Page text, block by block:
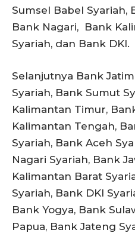
Sumsel Babel Syariah,
Bank Nagari, Bank
Syariah, dan Bank DKI.
Selanjutnya Bank
Syariah, Bank Sumut
Kalimantan Timur,
Kalimantan Tengah,
Syariah, Bank Aceh
Nagari Syariah, Bank
Kalimantan Barat
Syariah, Bank DKI
Bank Yogya, Bank
Papua, Bank Jateng